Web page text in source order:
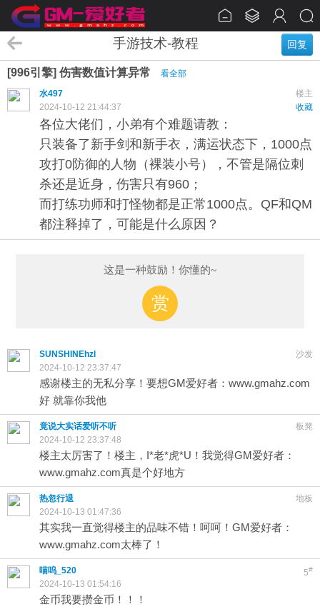
回复
手游技术-教程
[996引擎] 伤害数值计算异常
看全部
楼主
水497
收藏
2024-10-12 21:44:37
各位大佬们，小弟有个难题请教：
只装备了新手剑和新手衣，满运状态下，1000点
攻打0防御的人物（裸装小号），不管是隔位刺
杀还是近身，伤害只有960；
而打练功师和打怪物都是正常1000点。QF和QM
都注释掉了，可能是什么原因？
这是一种鼓励！你懂的~
赏
沙发
SUNSHINEhzl
2024-10-12 23:37:47
感谢楼主的无私分享！要想GM爱好者：www.gmahz.com
好 就靠你我他
板凳
竟说大实话爱听不听
2024-10-12 23:37:48
楼主太厉害了！楼主，I*老*虎*U！我觉得GM爱好者：
www.gmahz.com真是个好地方
地板
热忽行退
2024-10-13 01:47:36
其实我一直觉得楼主的品味不错！呵呵！GM爱好者：
www.gmahz.com太棒了！
5#
喵呜_520
2024-10-13 01:54:16
金币我要攒金币！！！